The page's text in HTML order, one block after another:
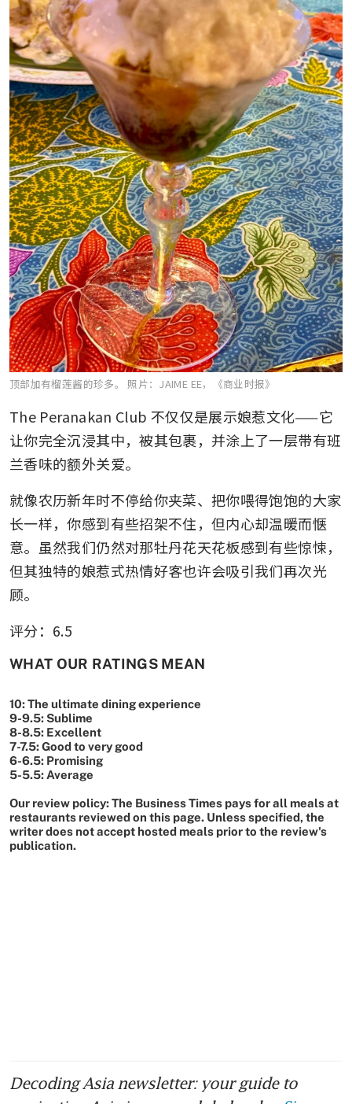
顶部加有榴莲酱的珍多。 照片：JAIME EE，《商业时报》
The Peranakan Club 不仅仅是展示娘惹文化——它
让你完全沉浸其中，被其包裹，并涂上了一层带有班
兰香味的额外关爱。
就像农历新年时不停给你夹菜、把你喂得饱饱的大家
长一样，你感到有些招架不住，但内心却温暖而惬
意。虽然我们仍然对那牡丹花天花板感到有些惊悚，
但其独特的娘惹式热情好客也许会吸引我们再次光
顾。
评分：6.5
Decoding Asia newsletter: your guide to